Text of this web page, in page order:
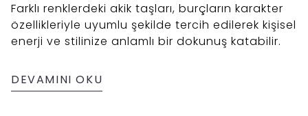
Farklı renklerdeki akik taşları, burçların karakter
özellikleriyle uyumlu şekilde tercih edilerek kişisel
enerji ve stilinize anlamlı bir dokunuş katabilir.
DEVAMINI OKU